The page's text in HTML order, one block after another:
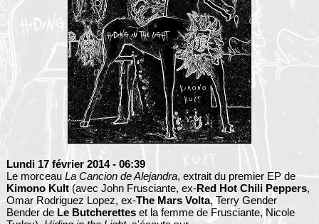
Lundi 17 février 2014 - 06:39
Le morceau La Cancion de Alejandra, extrait du premier EP de
Kimono Kult(avec John Frusciante, ex-Red Hot Chili Peppers,
Omar Rodriguez Lopez, ex-The Mars Volta, Terry Gender
Bender de Le Butcheretteset la femme de Frusciante, Nicole